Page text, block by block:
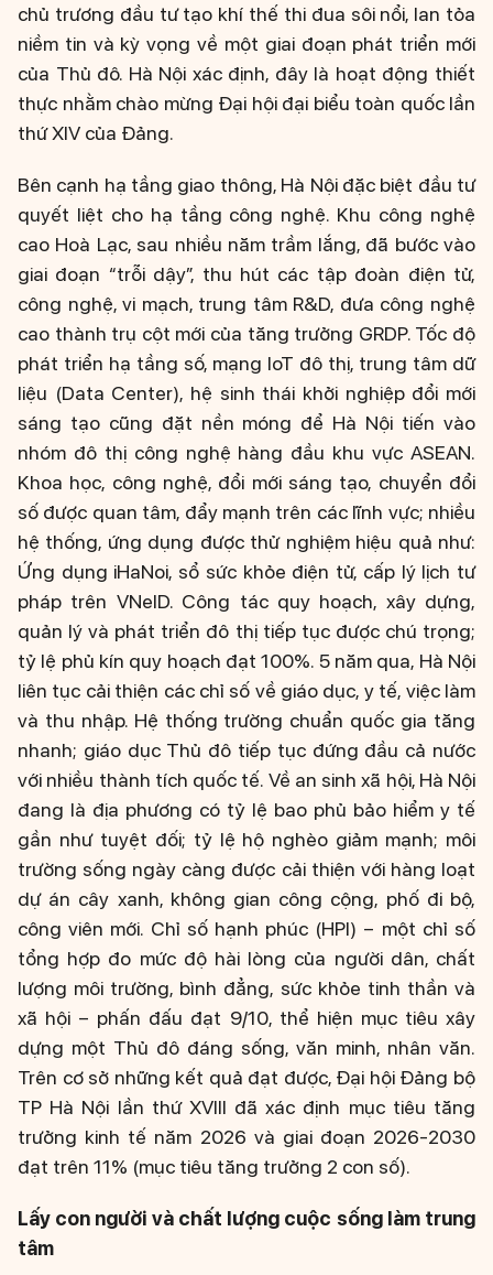
chủ trương đầu tư tạo khí thế thi đua sôi nổi, lan tỏa
niềm tin và kỳ vọng về một giai đoạn phát triển mới
của Thủ đô. Hà Nội xác định, đây là hoạt động thiết
thực nhằm chào mừng Đại hội đại biểu toàn quốc lần
thứ XIV của Đảng.
Bên cạnh hạ tầng giao thông, Hà Nội đặc biệt đầu tư
quyết liệt cho hạ tầng công nghệ. Khu công nghệ
cao Hoà Lạc, sau nhiều năm trầm lắng, đã bước vào
giai đoạn “trỗi dậy”, thu hút các tập đoàn điện tử,
công nghệ, vi mạch, trung tâm R&D, đưa công nghệ
cao thành trụ cột mới của tăng trưởng GRDP. Tốc độ
phát triển hạ tầng số, mạng IoT đô thị, trung tâm dữ
liệu (Data Center), hệ sinh thái khởi nghiệp đổi mới
sáng tạo cũng đặt nền móng để Hà Nội tiến vào
nhóm đô thị công nghệ hàng đầu khu vực ASEAN.
Khoa học, công nghệ, đổi mới sáng tạo, chuyển đổi
số được quan tâm, đẩy mạnh trên các lĩnh vực; nhiều
hệ thống, ứng dụng được thử nghiệm hiệu quả như:
Ứng dụng iHaNoi, sổ sức khỏe điện tử, cấp lý lịch tư
pháp trên VNeID. Công tác quy hoạch, xây dựng,
quản lý và phát triển đô thị tiếp tục được chú trọng;
tỷ lệ phủ kín quy hoạch đạt 100%. 5 năm qua, Hà Nội
liên tục cải thiện các chỉ số về giáo dục, y tế, việc làm
và thu nhập. Hệ thống trường chuẩn quốc gia tăng
nhanh; giáo dục Thủ đô tiếp tục đứng đầu cả nước
với nhiều thành tích quốc tế. Về an sinh xã hội, Hà Nội
đang là địa phương có tỷ lệ bao phủ bảo hiểm y tế
gần như tuyệt đối; tỷ lệ hộ nghèo giảm mạnh; môi
trường sống ngày càng được cải thiện với hàng loạt
dự án cây xanh, không gian công cộng, phố đi bộ,
công viên mới. Chỉ số hạnh phúc (HPI) – một chỉ số
tổng hợp đo mức độ hài lòng của người dân, chất
lượng môi trường, bình đẳng, sức khỏe tinh thần và
xã hội – phấn đấu đạt 9/10, thể hiện mục tiêu xây
dựng một Thủ đô đáng sống, văn minh, nhân văn.
Trên cơ sở những kết quả đạt được, Đại hội Đảng bộ
TP Hà Nội lần thứ XVIII đã xác định mục tiêu tăng
trưởng kinh tế năm 2026 và giai đoạn 2026-2030
đạt trên 11% (mục tiêu tăng trưởng 2 con số).
Lấy con người và chất lượng cuộc sống làm trung
tâm